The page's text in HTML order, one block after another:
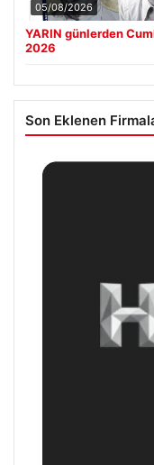
05/08/2026
YARIN günlerden
2026
Son Eklenen